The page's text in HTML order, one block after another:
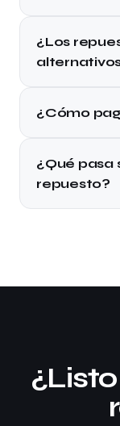
¿Los
¿Cómo
¿Qué pasa
repuesto?